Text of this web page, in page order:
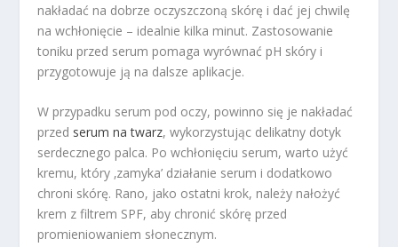
nakładać na dobrze oczyszczoną skórę i dać jej chwilę
na wchłonięcie – idealnie kilka minut. Zastosowanie
toniku przed serum pomaga wyrównać pH skóry i
przygotowuje ją na dalsze aplikacje.
W przypadku serum pod oczy, powinno się je nakładać
przed serum na twarz, wykorzystując delikatny dotyk
serdecznego palca. Po wchłonięciu serum, warto użyć
kremu, który ‚zamyka’ działanie serum i dodatkowo
chroni skórę. Rano, jako ostatni krok, należy nałożyć
krem z filtrem SPF, aby chronić skórę przed
promieniowaniem słonecznym.